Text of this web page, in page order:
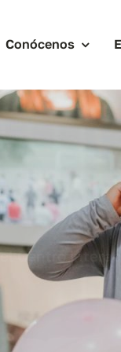
Conócenos
Centro